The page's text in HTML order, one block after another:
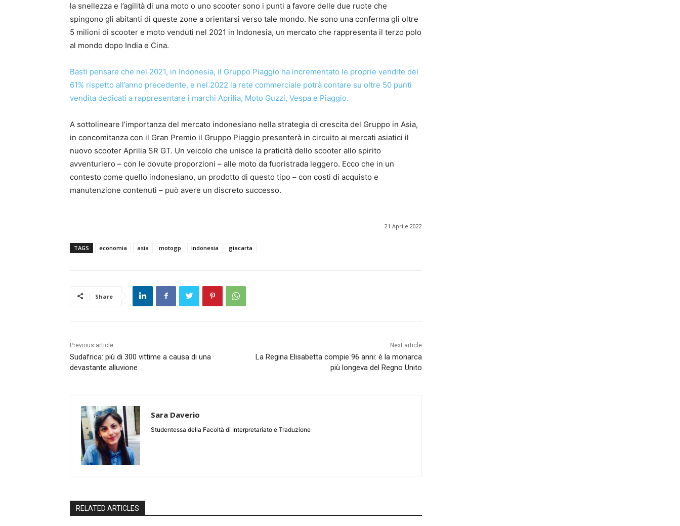
la snellezza e l’agilità di una moto o uno scooter sono i punti a favore delle due ruote che
spingono gli abitanti di queste zone a orientarsi verso tale mondo. Ne sono una conferma gli oltre
5 milioni di scooter e moto venduti nel 2021 in Indonesia, un mercato che rappresenta il terzo polo
al mondo dopo India e Cina.
Basti pensare che nel 2021, in Indonesia, il Gruppo Piaggio ha incrementato le proprie vendite del
61% rispetto all’anno precedente, e nel 2022 la rete commerciale potrà contare su oltre 50 punti
vendita dedicati a rappresentare i marchi Aprilia, Moto Guzzi, Vespa e Piaggio.
A sottolineare l’importanza del mercato indonesiano nella strategia di crescita del Gruppo in Asia,
in concomitanza con il Gran Premio il Gruppo Piaggio presenterà in circuito ai mercati asiatici il
nuovo scooter Aprilia SR GT. Un veicolo che unisce la praticità dello scooter allo spirito
avventuriero – con le dovute proporzioni – alle moto da fuoristrada leggero. Ecco che in un
contesto come quello indonesiano, un prodotto di questo tipo – con costi di acquisto e
manutenzione contenuti – può avere un discreto successo.
21 Aprile 2022
TAGS economia asia motogp indonesia giacarta
Share
Previous article
Sudafrica: più di 300 vittime a causa di una
devastante alluvione
Next article
La Regina Elisabetta compie 96 anni: è la monarca
più longeva del Regno Unito
Sara Daverio
Studentessa della Facoltà di Interpretariato e Traduzione
RELATED ARTICLES